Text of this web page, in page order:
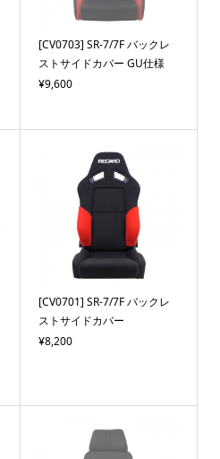
[CV0703] SR-7/7F バックレ
ストサイドカバー GU仕様
¥9,600
[CV0701] SR-7/7F バックレ
ストサイドカバー
¥8,200